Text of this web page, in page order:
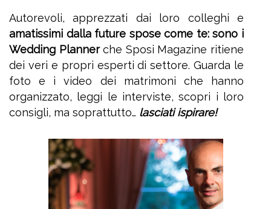
Autorevoli, apprezzati dai loro colleghi e
amatissimi dalla future spose come te: sono i
Wedding Plannerche Sposi Magazine ritiene
dei veri e propri esperti di settore. Guarda le
foto e i video dei matrimoni che hanno
organizzato, leggi le interviste, scopri i loro
consigli, ma soprattutto… lasciati ispirare!